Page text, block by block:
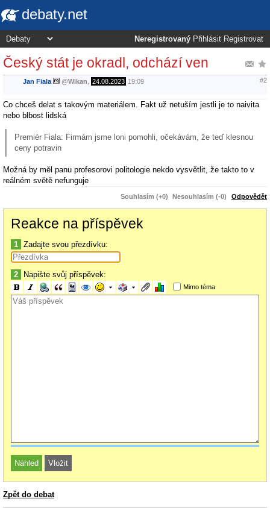
debaty.net
Neregistrovaný Přihlásit Registrovat
Český stát je okradl, odchází ven
Jan Fiala @Wikan 24.08.2023 19:09 #2
Co chceš delat s takovým materiálem. Fakt už netuším jestli je to naivita
nebo blbost lidská
Premiér Fiala: Firmám jsme loni pomohli, očekávám, že teď klesnou
ceny potravin
Možná by měl panu profesorovi politologie nekdo vysvětlit, že takto to v
reálném světě nefunguje
Souhlasím (+0) Nesouhlasím (-0) Odpovědět
Reakce na příspěvek
1 Zadajte svou přezdívku:
2 Napište svůj příspěvek:
Mimo téma
Zpět do debat